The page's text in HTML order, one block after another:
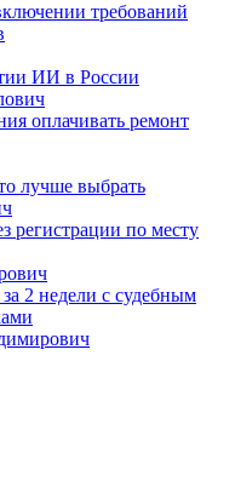
требований
ИИ в России
оплачивать ремонт
лучше выбрать
регистрации по месту
2 недели с судебным